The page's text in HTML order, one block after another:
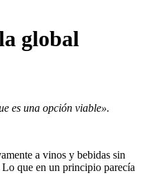
global
es una opción viable».
a vinos y bebidas sin
que en un principio parecía